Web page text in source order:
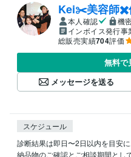
Kei✂️美容師✖️
本人確認
機
インボイス発行事
総販売実績704評価
無料で
メッセージを送る
スケジュール
診断結果は即日〜2日以内を目安に
納品物のご確認とご相談期間とし